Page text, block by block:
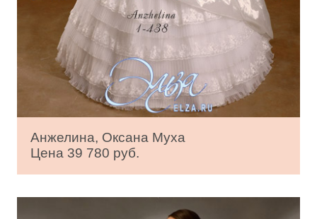
Анжелина, Оксана Муха
Цена 39 780 руб.